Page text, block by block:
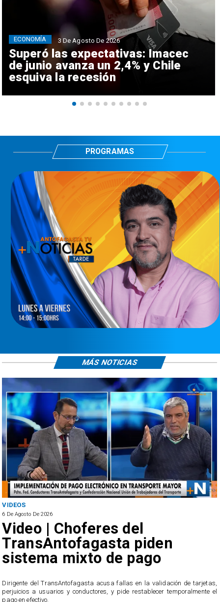
Superó las expectativas: Imacec
de junio avanza un 2,4% y Chile
esquiva la recesión
ECONOMÍA 3 De Agosto De 2026
PROGRAMAS
VIDEOS
6 De Agosto De 2026
Video | Choferes del
TransAntofagasta piden
sistema mixto de pago
​Dirigente del TransAntofagasta acusa fallas en la validación de tarjetas,
perjuicios a usuarios y conductores, y pide restablecer temporalmente el
pago en efectivo.
MÁS NOTICIAS